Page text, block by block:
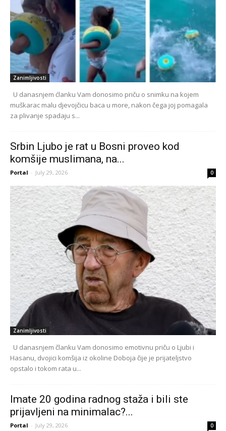
Zanimljivosti
U danasnjem ćlanku Vam donosimo priču o snimku na kojem
muškarac malu djevojčicu baca u more, nakon čega joj pomagala
za plivanje spadaju s...
Srbin Ljubo je rat u Bosni proveo kod
komšije muslimana, na...
Portal - July 29, 2026 0
Zanimljivosti
U danasnjem članku Vam donosimo emotivnu priču o Ljubi i
Hasanu, dvojici komšija iz okoline Doboja čije je prijateljstvo
opstalo i tokom rata u...
Imate 20 godina radnog staža i bili ste
prijavljeni na minimalac?...
Portal - July 29, 2026 0